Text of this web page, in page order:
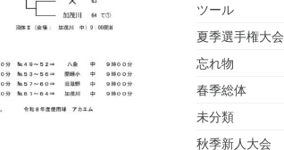
ツール
夏季選手権大会
忘れ物
春季総体
未分類
秋季新人大会